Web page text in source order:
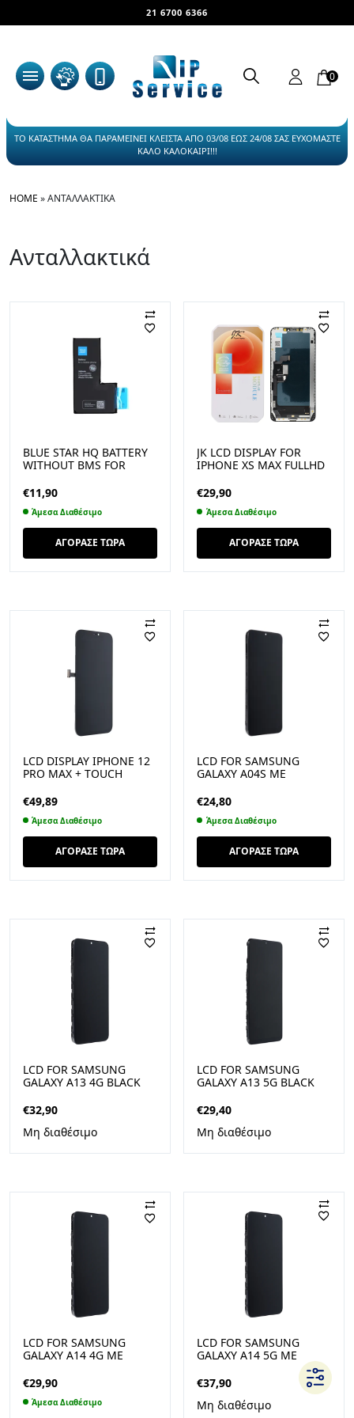
21 6700 6366
0
ΤΟ ΚΑΤΑΣΤΗΜΑ ΘΑ ΠΑΡΑΜΕΙΝΕΙ ΚΛΕΙΣΤΑ ΑΠΟ 03/08 ΕΩΣ 24/08 ΣΑΣ ΕΥΧΟΜΑΣΤΕ
ΚΑΛΟ ΚΑΛΟΚΑΙΡΙ!!!
HOME »ΑΝΤΑΛΛΑΚΤΙΚΆ
Ανταλλακτικά
BLUE STAR HQ BATTERY
WITHOUT BMS FOR
3969 MAH
€11,90
Άμεσα Διαθέσιμο
ΑΓΟΡΑΣΕ ΤΩΡΑ
JK LCD DISPLAY FOR
IPHONE XS MAX FULLHD
€29,90
Άμεσα Διαθέσιμο
ΑΓΟΡΑΣΕ ΤΩΡΑ
LCD DISPLAY IPHONE 12
PRO MAX + TOUCH
INCELL) IC
TRANSFERABLE
€49,89
Άμεσα Διαθέσιμο
ΑΓΟΡΑΣΕ ΤΩΡΑ
LCD FOR SAMSUNG
GALAXY A04S ΜΕ
€24,80
Άμεσα Διαθέσιμο
ΑΓΟΡΑΣΕ ΤΩΡΑ
LCD FOR SAMSUNG
GALAXY A13 4G BLACK
€32,90
Μη διαθέσιμο
LCD FOR SAMSUNG
GALAXY A13 5G BLACK
€29,40
Μη διαθέσιμο
LCD FOR SAMSUNG
GALAXY A14 4G ΜΕ
€29,90
Άμεσα Διαθέσιμο
LCD FOR SAMSUNG
GALAXY A14 5G ΜΕ
€37,90
Μη διαθέσιμο